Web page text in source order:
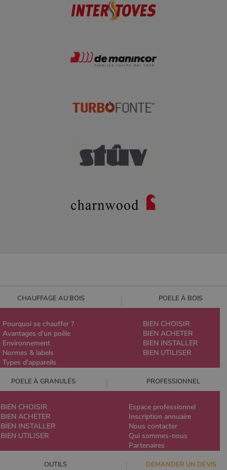
CHAUFFAGE AU BOIS POELE À BOIS
Pourquoi se chauffer ?
Avantages d'un poêle
Environnement
Normes & labels
Types d'appareils
BIEN CHOISIR
BIEN ACHETER
BIEN INSTALLER
BIEN UTILISER
POELE À GRANULÉS PROFESSIONNEL
BIEN CHOISIR
BIEN ACHETER
BIEN INSTALLER
BIEN UTILISER
Espace professionnel
Inscription annuaire
Nous contacter
Qui sommes-nous
Partenaires
OUTILS DEMANDER UN DEVIS